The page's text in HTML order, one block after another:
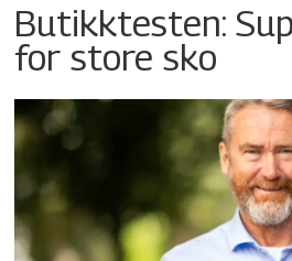
Butikktesten:
for store sko